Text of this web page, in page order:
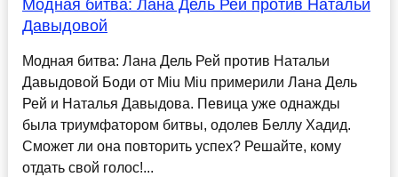
Модная битва: Лана Дель Рей против Натальи
Давыдовой
Модная битва: Лана Дель Рей против Натальи
Давыдовой Боди от Miu Miu примерили Лана Дель
Рей и Наталья Давыдова. Певица уже однажды
была триумфатором битвы, одолев Беллу Хадид.
Сможет ли она повторить успех? Решайте, кому
отдать свой голос!...